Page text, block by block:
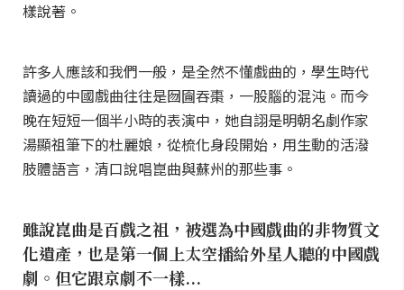
樣說著。
許多人應該和我們一般，是全然不懂戲曲的，學生時代
讀過的中國戲曲往往是囫圇吞棗，一股腦的混沌。而今
晚在短短一個半小時的表演中，她自詡是明朝名劇作家
湯顯祖筆下的杜麗娘，從梳化身段開始，用生動的活潑
肢體語言，清口說唱崑曲與蘇州的那些事。
雖說崑曲是百戲之祖，被選為中國戲曲的非物質文
化遺產，也是第一個上太空播給外星人聽的中國戲
劇。但它跟京劇不一樣...